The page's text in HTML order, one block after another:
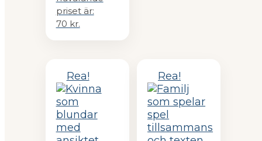
priset är:
70 kr.
Rea! Rea!